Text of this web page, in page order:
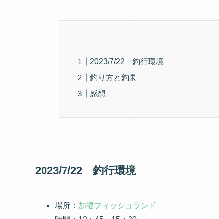
2023/7/22 釣行環境
釣り方と釣果
感想
2023/7/22 釣行環境
場所： 加福フィッシュランド